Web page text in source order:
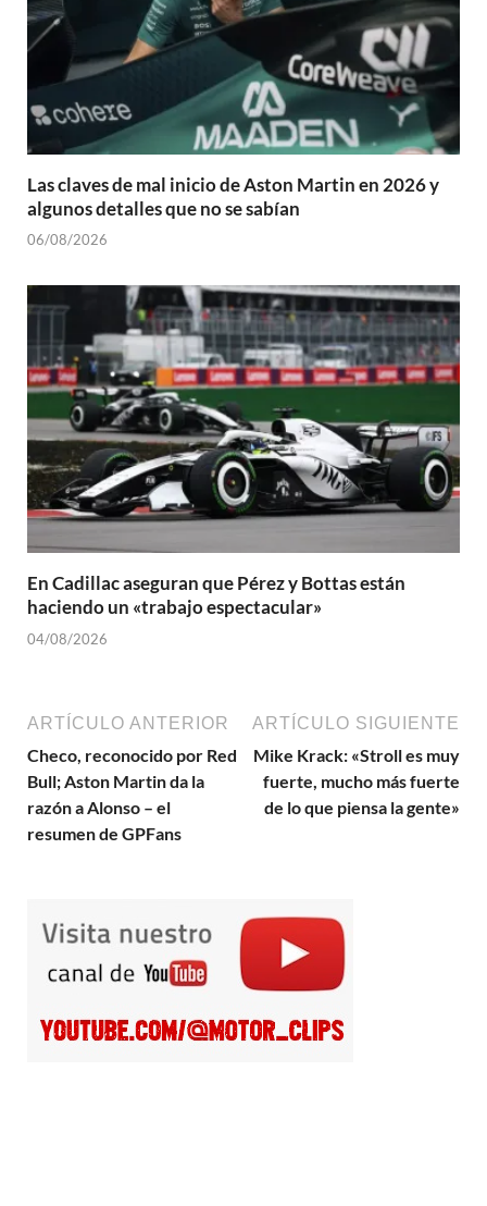
Las claves de mal inicio de Aston Martin en 2026 y
algunos detalles que no se sabían
06/08/2026
En Cadillac aseguran que Pérez y Bottas están
haciendo un «trabajo espectacular»
04/08/2026
ARTÍCULO ANTERIOR
Checo, reconocido por Red
Bull; Aston Martin da la
razón a Alonso – el
resumen de GPFans
ARTÍCULO SIGUIENTE
Mike Krack: «Stroll es muy
fuerte, mucho más fuerte
de lo que piensa la gente»